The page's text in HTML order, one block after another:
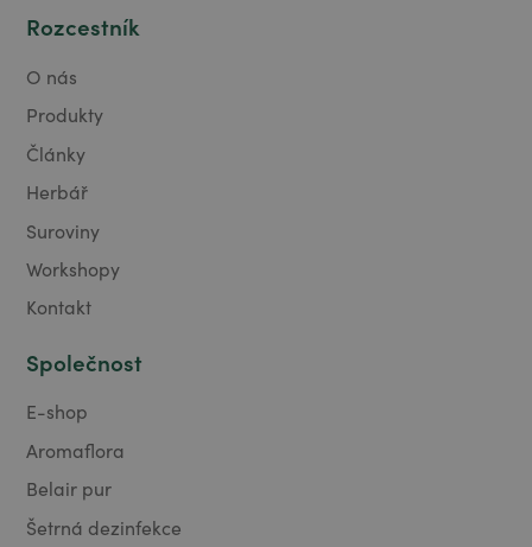
Rozcestník
O nás
Produkty
Články
Herbář
Suroviny
Workshopy
Kontakt
Společnost
E-shop
Aromaflora
Belair pur
Šetrná dezinfekce